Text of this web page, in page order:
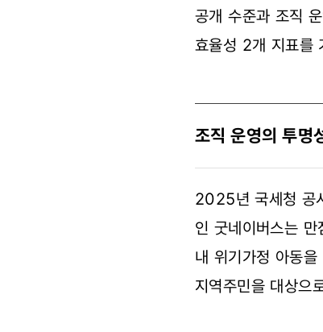
공개 수준과 조직
효율성 2개 지표를
조직 운영의 투명
2025년 국세청 공
인 굿네이버스는
내 위기가정 아동
지역주민을 대상으